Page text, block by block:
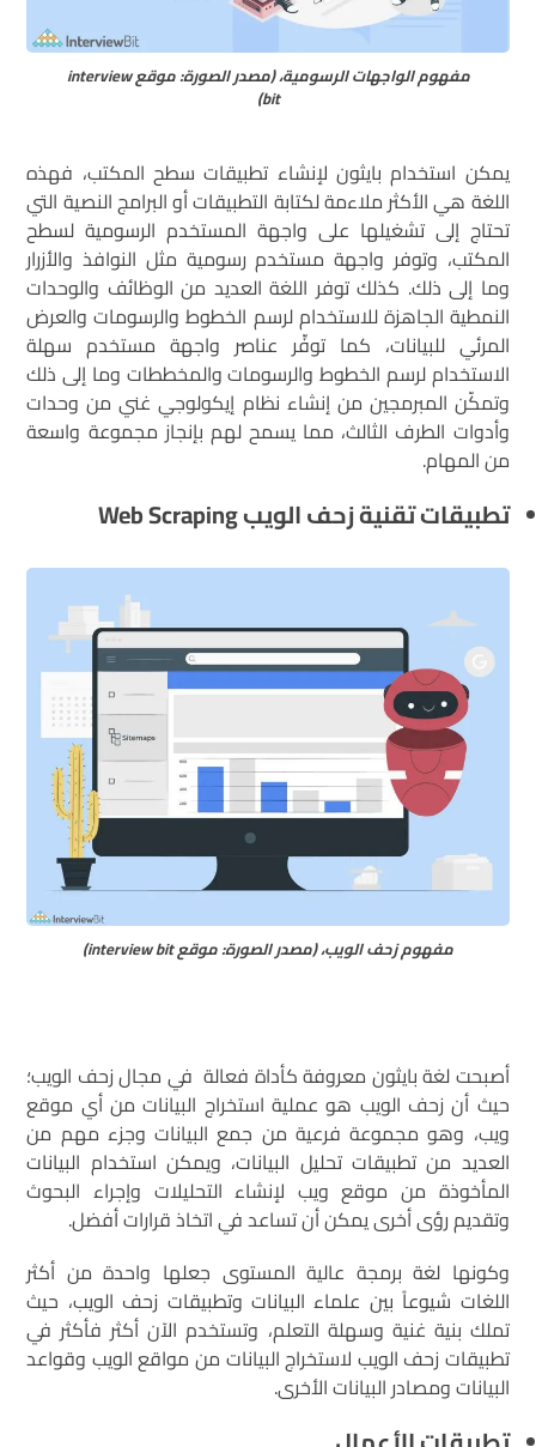
مفهوم الواجهات الرسومية، (مصدر الصورة: موقع interview
bit)
يمكن استخدام بايثون لإنشاء تطبيقات سطح المكتب، فهذه
اللغة هي الأكثر ملاءمة لكتابة التطبيقات أو البرامج النصية التي
تحتاج إلى تشغيلها على واجهة المستخدم الرسومية لسطح
المكتب، وتوفر واجهة مستخدم رسومية مثل النوافذ والأزرار
وما إلى ذلك. كذلك توفر اللغة العديد من الوظائف والوحدات
النمطية الجاهزة للاستخدام لرسم الخطوط والرسومات والعرض
المرئي للبيانات، كما توفِّر عناصر واجهة مستخدم سهلة
الاستخدام لرسم الخطوط والرسومات والمخططات وما إلى ذلك
وتمكّن المبرمجين من إنشاء نظام إيكولوجي غني من وحدات
وأدوات الطرف الثالث، مما يسمح لهم بإنجاز مجموعة واسعة
من المهام.
تطبيقات تقنية زحف الويبWeb Scraping
مفهوم زحف الويب، (مصدر الصورة: موقع interview bit)
أصبحت لغة بايثون معروفة كأداة فعالة في مجال زحف الويب؛
حيث أن زحف الويب هو عملية استخراج البيانات من أي موقع
ويب، وهو مجموعة فرعية من جمع البيانات وجزء مهم من
العديد من تطبيقات تحليل البيانات، ويمكن استخدام البيانات
المأخوذة من موقع ويب لإنشاء التحليلات وإجراء البحوث
وتقديم رؤى أخرى يمكن أن تساعد في اتخاذ قرارات أفضل.
وكونها لغة برمجة عالية المستوى جعلها واحدة من أكثر
اللغات شيوعاً بين علماء البيانات وتطبيقات زحف الويب، حيث
تملك بنية غنية وسهلة التعلم، وتستخدم الآن أكثر فأكثر في
تطبيقات زحف الويب لاستخراج البيانات من مواقع الويب وقواعد
البيانات ومصادر البيانات الأخرى.